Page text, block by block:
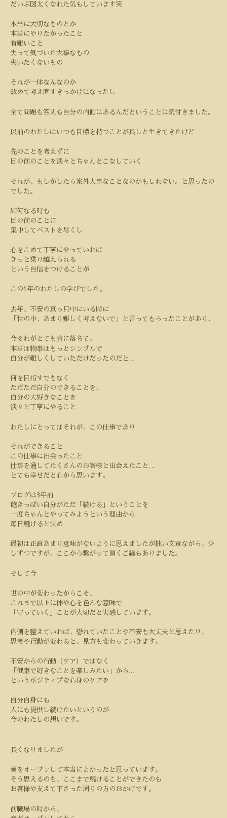
だいぶ図太くなれた気もしています笑
本当に大切なものとか
本当にやりたかったこと
有難いこと
失って気づいた大事なもの
失いたくないもの
それが一体なんなのか
改めて考え直すきっかけになったし
全て問題も答えも自分の内側にあるんだということに気付きました。
以前のわたしはいつも目標を持つことが良しと生きてきたけど
先のことを考えずに
目の前のことを淡々とちゃんとこなしていく
それが、もしかしたら案外大事なことなのかもしれない。と思ったの
でした。
如何なる時も
目の前のことに
集中してベストを尽くし
心をこめて丁寧にやっていれば
きっと乗り越えられる
という自信をつけることが
この1 年のわたしの学びでした。
去年、不安の真っ只中にいる時に
「世の中、あまり難しく考えないで」と言ってもらったことがあり、
今それがとても腑に落ちて、
本当は物事はもっとシンプルで
自分が難しくしていただけだったのだと …
何を目指すでもなく
ただただ自分のできることを、
自分の大好きなことを
淡々と丁寧にやること
わたしにとってはそれが、この仕事であり
それができること
この仕事に出会ったこと
仕事を通してたくさんのお客様と出会えたこと…
とても幸せだと心から思います。
ブログは3年前
飽きっぽい自分がただ「続ける」ということを
一度ちゃんとやってみようという理由から
毎日続けると決め
最初は正直あまり意味がないように思えましたが拙い文章ながら、少
しずつですが、ここから繋がって頂くご縁もありました。
そして今
世の中が変わったからこそ、
これまで以上に体や心を色んな意味で
「守っていく」ことが大切だと実感しています。
内側を整えていれば、恐れていたことや不安も大丈夫と思えたり、
思考や行動が変わると、見方も変わっていきます。
不安からの行動（ケア）ではなく
「健康で好きなことを楽しみたい」から ...
というポジティブな心身のケアを
自分自身にも
人にも提供し続けたいというのが
今のわたしの想いです。
長くなりましたが
奏をオープンして本当によかったと思っています。
そう思えるのも、ここまで続けることができたのも
お客様や支えて下さった周りの方のおかげです。
前職場の時から、